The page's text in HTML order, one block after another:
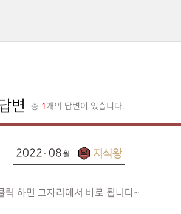
변 총 1 개의 답변이 있습니다.
릭 하면 그자리에서 바로 됩니다~
2022 08